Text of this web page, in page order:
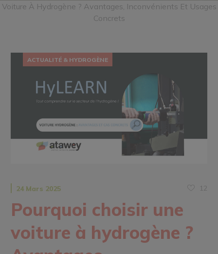
Voiture À Hydrogène ? Avantages, Inconvénients Et Usages
Concrets
ACTUALITÉ & HYDROGÈNE
24 Mars 2025 12
Pourquoi choisir une
voiture à hydrogène ?